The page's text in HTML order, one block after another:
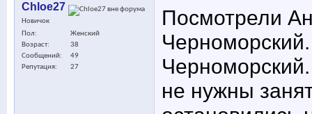
Chloe27
Новичок
Пол
Женский
Возраст
38
Сообщений
49
Репутация
27
Посмотрели
не нужны